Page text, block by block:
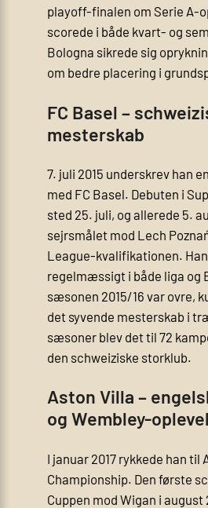
playoff-finalen om Serie A-
scorede i både kvart- og
Bologna sikrede sig
om bedre placering i
FC Basel –
mesterskab
7. juli 2015 underskrev han
med FC Basel. Debuten i
sted 25. juli, og allerede 5.
sejrsmålet mod Lech
League-kvalifikationen.
regelmæssigt i både liga og
sæsonen 2015/16 var ovre,
det syvende mesterskab i
sæsoner blev det til 72
den schweiziske storklub.
Aston Villa –
og Wembley-
I januar 2017 rykkede han til
Championship. Den første
Cuppen mod Wigan i august